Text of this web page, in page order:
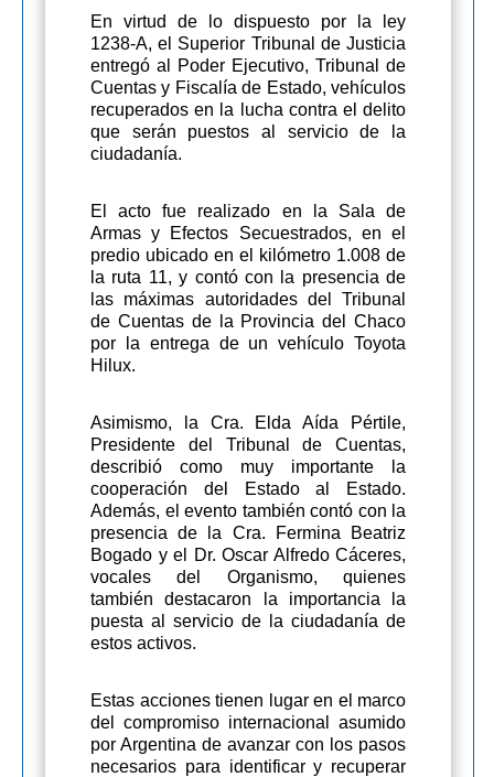
En virtud de lo dispuesto por la ley
1238-A, el Superior Tribunal de Justicia
entregó al Poder Ejecutivo, Tribunal de
Cuentas y Fiscalía de Estado, vehículos
recuperados en la lucha contra el delito
que serán puestos al servicio de la
ciudadanía.
El acto fue realizado en la Sala de
Armas y Efectos Secuestrados, en el
predio ubicado en el kilómetro 1.008 de
la ruta 11, y contó con la presencia de
las máximas autoridades del Tribunal
de Cuentas de la Provincia del Chaco
por la entrega de un vehículo Toyota
Hilux.
Asimismo, la Cra. Elda Aída Pértile,
Presidente del Tribunal de Cuentas,
describió como muy importante la
cooperación del Estado al Estado.
Además, el evento también contó con la
presencia de la Cra. Fermina Beatriz
Bogado y el Dr. Oscar Alfredo Cáceres,
vocales del Organismo, quienes
también destacaron la importancia la
puesta al servicio de la ciudadanía de
estos activos.
Estas acciones tienen lugar en el marco
del compromiso internacional asumido
por Argentina de avanzar con los pasos
necesarios para identificar y recuperar